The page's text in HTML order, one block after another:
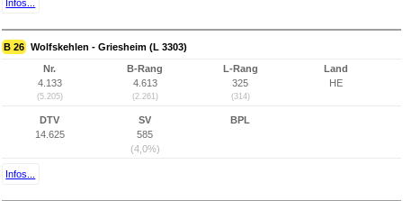
Infos...
B 26 Wolfskehlen - Griesheim (L 3303)
Nr.
4.133
(5.205)
B-Rang
4.613
(2.261)
L-Rang
325
(314)
Land
HE
DTV
14.625
SV
585
(4,0%)
BPL
Infos...